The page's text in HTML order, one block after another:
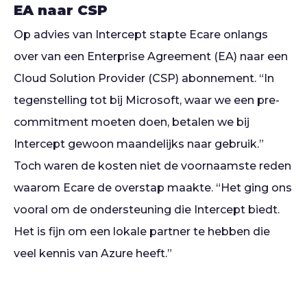
EA naar CSP
Op advies van Intercept stapte Ecare onlangs
over van een Enterprise Agreement (EA) naar een
Cloud Solution Provider (CSP) abonnement. “In
tegenstelling tot bij Microsoft, waar we een pre-
commitment moeten doen, betalen we bij
Intercept gewoon maandelijks naar gebruik.”
Toch waren de kosten niet de voornaamste reden
waarom Ecare de overstap maakte. “Het ging ons
vooral om de ondersteuning die Intercept biedt.
Het is fijn om een lokale partner te hebben die
veel kennis van Azure heeft.”